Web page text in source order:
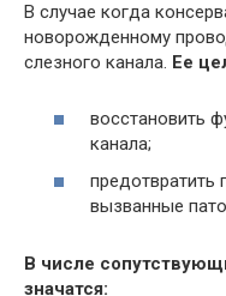
В случае когда
новорожденному
слезного канала. Ее
восстановить
канала;
предотвратить
вызванные
В числе
значатся: